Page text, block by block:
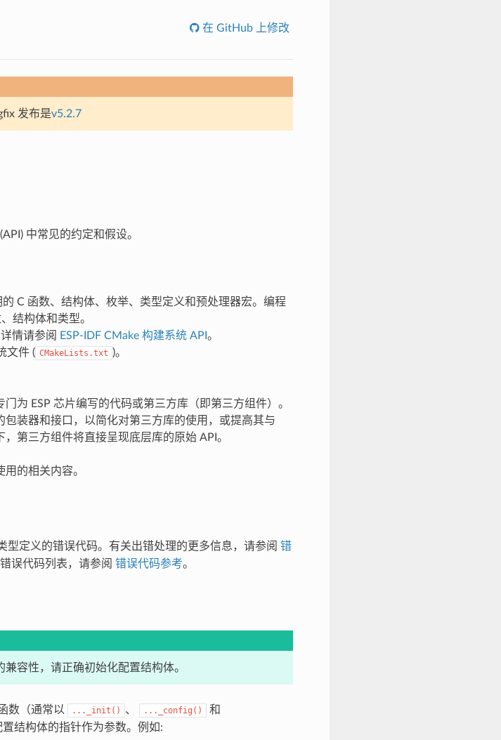
在 GitHub 上修改
发布是v5.2.7
中常见的约定和假设。
C 函数、结构体、枚举、类型定义和预处理器宏。编程
结构体和类型。
情请参阅
ESP-IDF CMake 构建系统 API 。
文件 ( CMakeLists.txt )。
为 ESP 芯片编写的代码或第三方库（即第三方组件）。
包装器和接口，以简化对第三方库的使用，或提高其与
第三方组件将直接呈现底层库的原始 API。
的相关内容。
型定义的错误代码。有关出错处理的更多信息，请参阅 错
误代码列表，请参阅 错误代码参考。
容性，请正确初始化配置结构体。
数（通常以 ..._init() 、 ..._config() 和
结构体的指针作为参数。例如: